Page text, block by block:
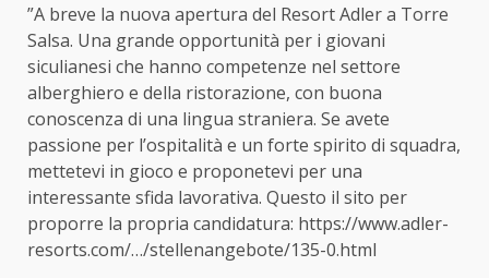
”A breve la nuova apertura del Resort Adler a Torre
Salsa. Una grande opportunità per i giovani
siculianesi che hanno competenze nel settore
alberghiero e della ristorazione, con buona
conoscenza di una lingua straniera. Se avete
passione per l’ospitalità e un forte spirito di squadra,
mettetevi in gioco e proponetevi per una
interessante sfida lavorativa. Questo il sito per
proporre la propria candidatura: https://www.adler-
resorts.com/…/stellenangebote/135-0.html